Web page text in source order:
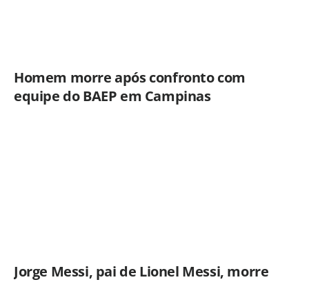
Homem morre após confronto com
equipe do BAEP em Campinas
Jorge Messi, pai de Lionel Messi, morre